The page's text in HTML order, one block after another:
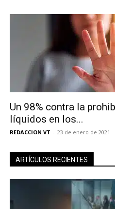
Un 98% contra la
líquidos en los...
REDACCION VT - 23 de enero de 2021
ARTÍCULOS RECIENTES